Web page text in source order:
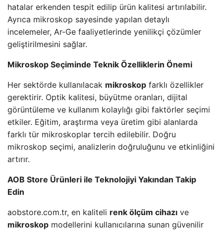
hatalar erkenden tespit edilip ürün kalitesi artırılabilir.
Ayrıca mikroskop sayesinde yapılan detaylı
incelemeler, Ar-Ge faaliyetlerinde yenilikçi çözümler
geliştirilmesini sağlar.
Mikroskop Seçiminde Teknik Özelliklerin Önemi
Her sektörde kullanılacak mikroskop farklı özellikler
gerektirir. Optik kalitesi, büyütme oranları, dijital
görüntüleme ve kullanım kolaylığı gibi faktörler seçimi
etkiler. Eğitim, araştırma veya üretim gibi alanlarda
farklı tür mikroskoplar tercih edilebilir. Doğru
mikroskop seçimi, analizlerin doğruluğunu ve etkinliğini
artırır.
AOB Store Ürünleri ile Teknolojiyi Yakından Takip
Edin
aobstore.com.tr, en kaliteli renk ölçüm cihazı ve
mikroskop modellerini kullanıcılarına sunan güvenilir